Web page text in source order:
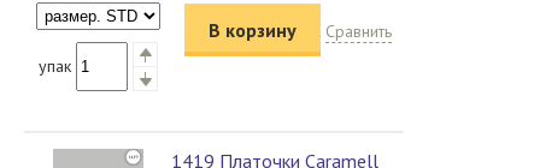
упак
В корзину Сравнить
1419 Платочки Caramell